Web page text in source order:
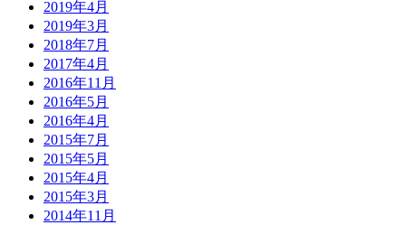
2019年4月
2019年3月
2018年7月
2017年4月
2016年11月
2016年5月
2016年4月
2015年7月
2015年5月
2015年4月
2015年3月
2014年11月